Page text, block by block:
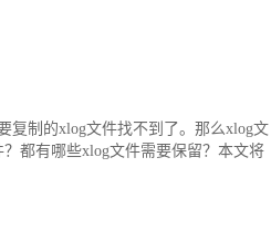
复制的xlog文件找不到了。那么xlog文
都有哪些xlog文件需要保留？本文将